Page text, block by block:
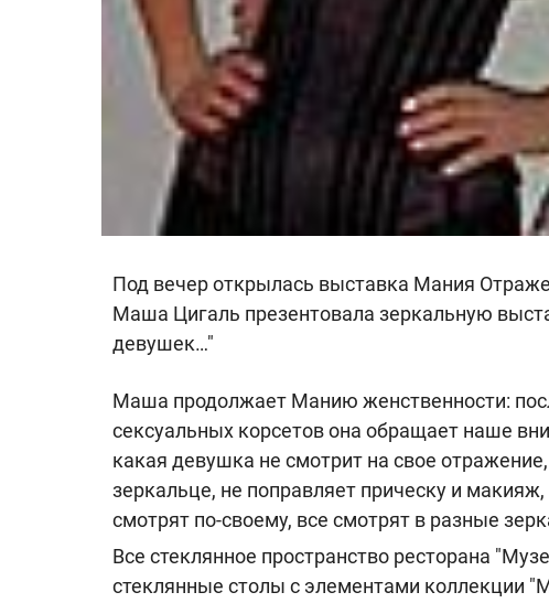
Под вечер открылась выставка Мания
Маша Цигаль презентовала зеркальную
девушек…"
Маша продолжает Манию женственности:
сексуальных корсетов она обращает наше
какая девушка не смотрит на свое
зеркальце, не поправляет прическу и
смотрят по-своему, все смотрят в разные
Все стеклянное пространство ресторана
стеклянные столы с элементами коллекции